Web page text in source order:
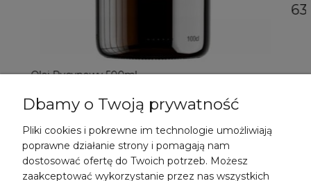
Olej Rycynowy 500ml
23,99 zł
DO KOSZYKA
Dbamy o Twoją prywatność
Pliki cookies i pokrewne im technologie umożliwiają
poprawne działanie strony i pomagają nam
dostosować ofertę do Twoich potrzeb. Możesz
zaakceptować wykorzystanie przez nas wszystkich